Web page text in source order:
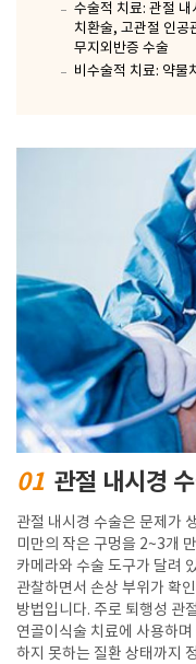
수술적 치료: 관절
치환술, 고관절 인공
무지외반증 수술
비수술적 치료: 약물
01 관절 내시경
관절 내시경 수술은 문제가
미만의 작은 구멍을 2~3개
카메라와 수술 도구가 달려
관찰하면서 손상 부위가 확
방법입니다. 주로 퇴행성 관
연골이식술 치료에 사용하
하지 못하는 질환 상태까지